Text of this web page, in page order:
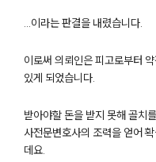
...이라는 판결을 내렸습니다.
이로써 의뢰인은 피고로부터
있게 되었습니다.
받아야할 돈을 받지 못해 골치
사전문변호사의 조력을 얻어
데요.